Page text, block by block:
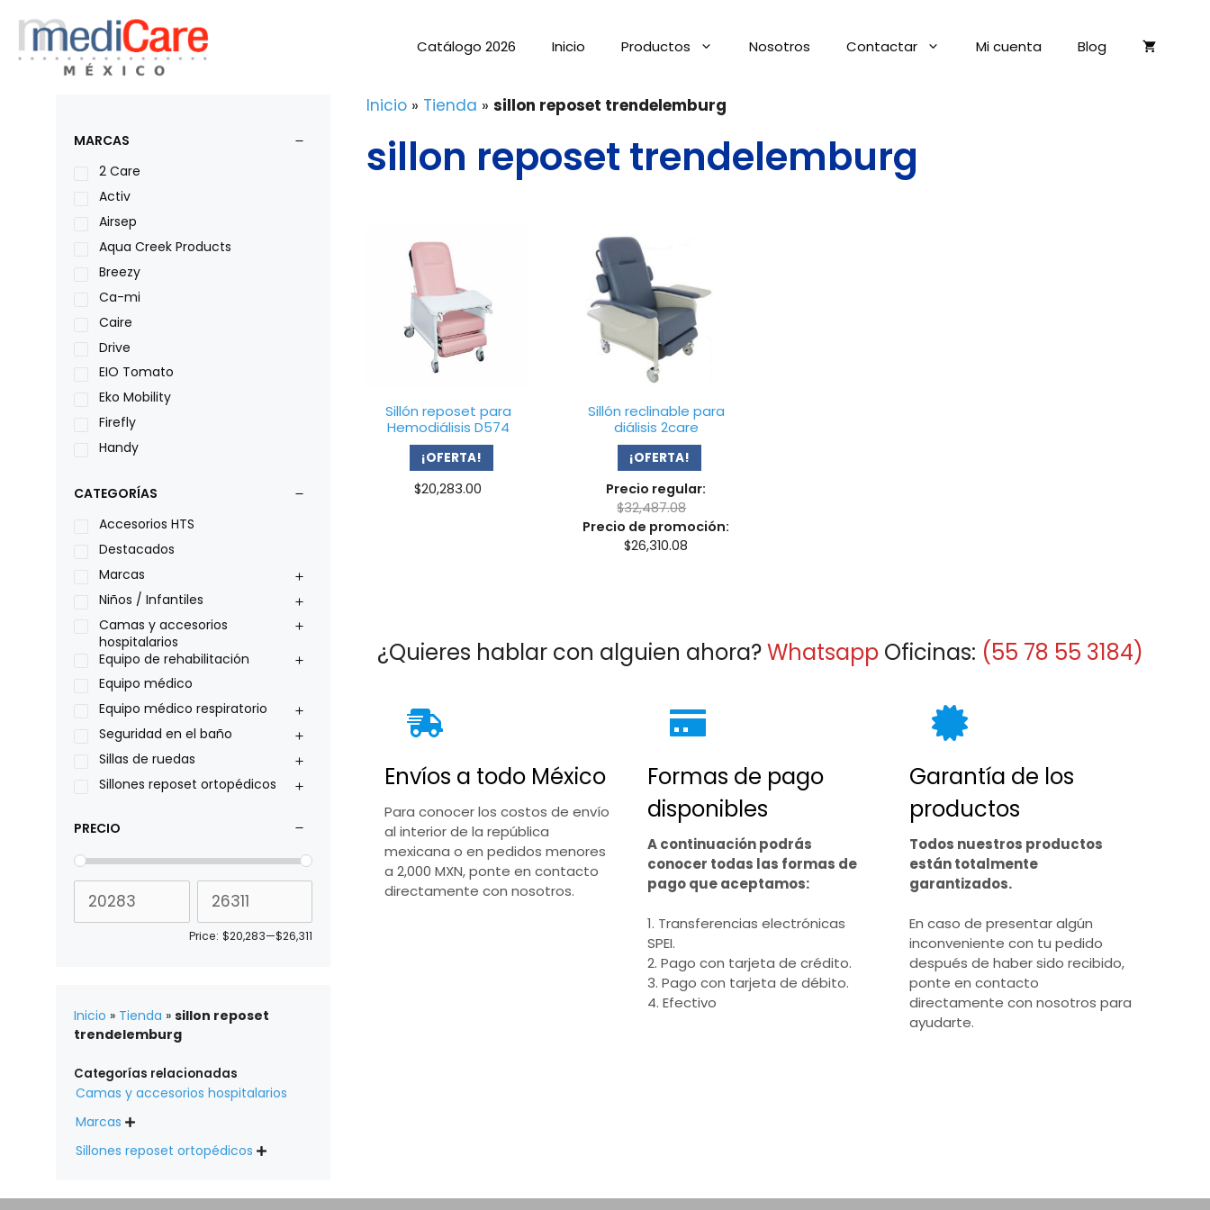
contenido
Catálogo 2026 Inicio Productos Nosotros Contactar Mi cuenta Blog
Inicio » Tienda » sillon reposet trendelemburg
sillon reposet trendelemburg
Sillón reposet para
Hemodiálisis D574
¡OFERTA!
$20,283.00
Sillón reclinable para
diálisis 2care
¡OFERTA!
Precio regular:
$32,487.08
Precio de promoción:
$26,310.08
¿Quieres hablar con alguien ahora?Whatsapp Oficinas: (55 78 55 3184)
Envíos a todo México
Para conocer los costos de envío
al interior de la república
mexicana o en pedidos menores
a 2,000 MXN, ponte en contacto
directamente con nosotros.
Formas de pago
disponibles
A continuación podrás
conocer todas las formas de
pago que aceptamos:
1. Transferencias electrónicas
SPEI.
2. Pago con tarjeta de crédito.
3. Pago con tarjeta de débito.
4. Efectivo
Garantía de los
productos
Todos nuestros productos
están totalmente
garantizados.
En caso de presentar algún
inconveniente con tu pedido
después de haber sido recibido,
ponte en contacto
directamente con nosotros para
ayudarte.
MARCAS
2 Care
Activ
Airsep
Aqua Creek Products
Breezy
Ca-mi
Caire
Drive
EIO Tomato
Eko Mobility
Firefly
Handy
Leggero
Lumex
Medical Store
Nidek
Oxiplus
Philips
Pride
Roho
Sillas de ruedas Everest Jennings
CATEGORÍAS
Accesorios HTS
Destacados
Marcas
Niños / Infantiles
Camas y accesorios
hospitalarios
Equipo de rehabilitación
Equipo médico
Equipo médico respiratorio
Seguridad en el baño
Sillas de ruedas
Sillones reposet ortopédicos
PRECIO
Price: $20,283—$26,311
Inicio » Tienda » sillon reposet
trendelemburg
Categorías relacionadas
Camas y accesorios hospitalarios
Marcas 
Sillones reposet ortopédicos 